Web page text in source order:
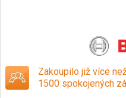
Zakoupilo již více
1500 spokojených